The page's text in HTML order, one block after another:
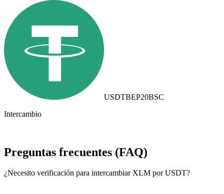
USDTBEP20BSC
Intercambio
Preguntas frecuentes (FAQ)
¿Necesito verificación para intercambiar XLM por USDT?